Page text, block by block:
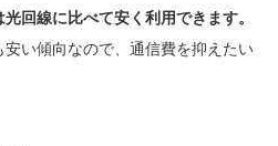
回線に比べて安く利用できます。
い傾向なので、通信費を抑えたい